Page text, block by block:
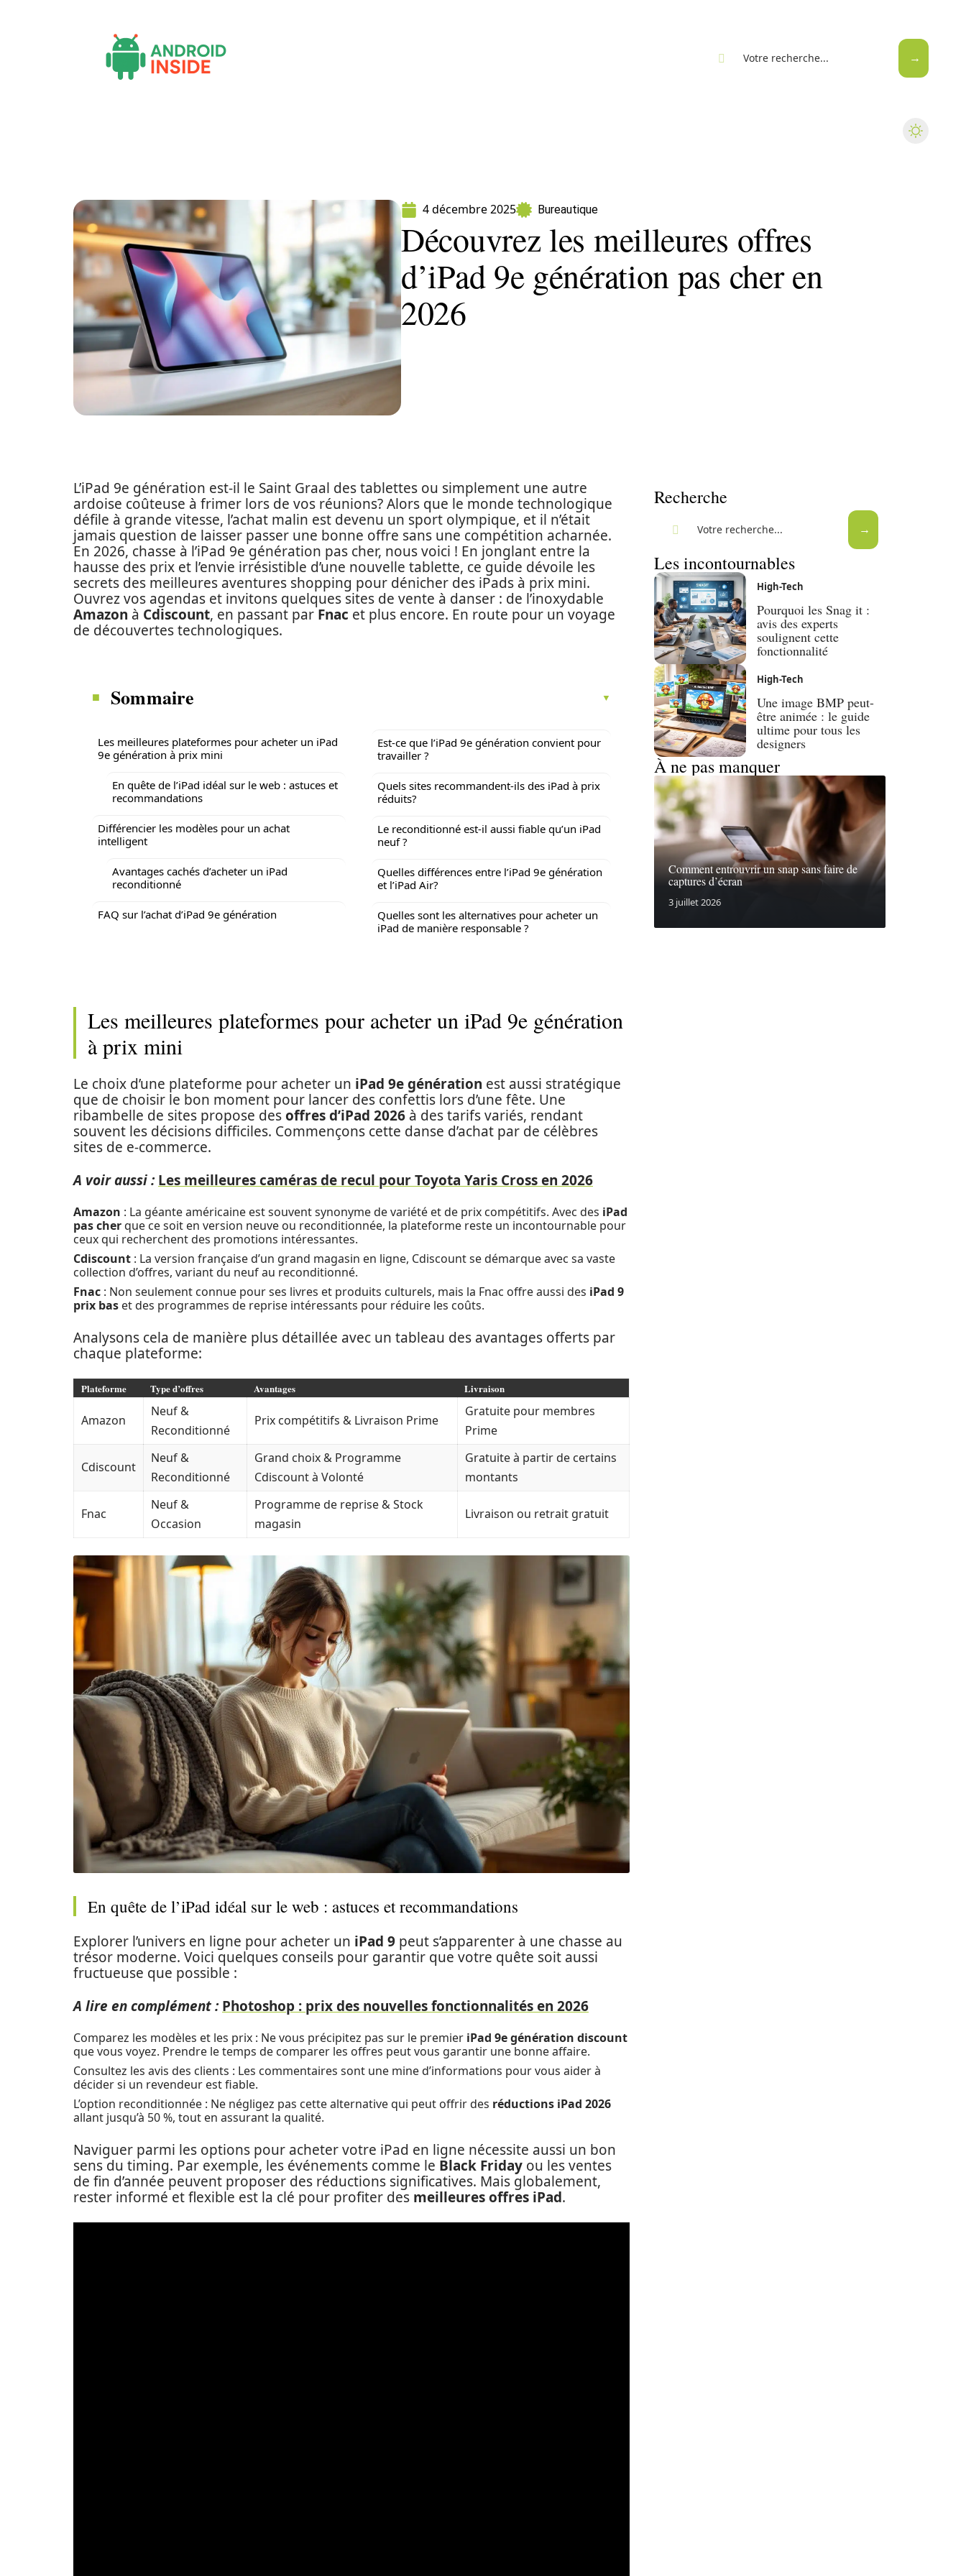
4 décembre 2025 Bureautique
Découvrez les meilleures offres
d’iPad 9e génération pas cher en
2026
L’iPad 9e génération est-il le Saint Graal des tablettes ou simplement une autre
ardoise coûteuse à frimer lors de vos réunions? Alors que le monde technologique
défile à grande vitesse, l’achat malin est devenu un sport olympique, et il n’était
jamais question de laisser passer une bonne offre sans une compétition acharnée.
En 2026, chasse à l’iPad 9e génération pas cher, nous voici ! En jonglant entre la
hausse des prix et l’envie irrésistible d’une nouvelle tablette, ce guide dévoile les
secrets des meilleures aventures shopping pour dénicher des iPads à prix mini.
Ouvrez vos agendas et invitons quelques sites de vente à danser : de l’inoxydable
Amazon à Cdiscount, en passant par Fnac et plus encore. En route pour un voyage
de découvertes technologiques.
Sommaire
Les meilleures plateformes pour acheter un iPad
9e génération à prix mini
En quête de l’iPad idéal sur le web : astuces et
recommandations
Différencier les modèles pour un achat
intelligent
Avantages cachés d’acheter un iPad
reconditionné
FAQ sur l’achat d’iPad 9e génération
Est-ce que l’iPad 9e génération convient pour
travailler ?
Quels sites recommandent-ils des iPad à prix
réduits?
Le reconditionné est-il aussi fiable qu’un iPad
neuf ?
Quelles différences entre l’iPad 9e génération
et l’iPad Air?
Quelles sont les alternatives pour acheter un
iPad de manière responsable ?
Les meilleures plateformes pour acheter un iPad 9e génération
à prix mini
Le choix d’une plateforme pour acheter un iPad 9e génération est aussi stratégique
que de choisir le bon moment pour lancer des confettis lors d’une fête. Une
ribambelle de sites propose desoffres d’iPad 2026 à des tarifs variés, rendant
souvent les décisions difficiles. Commençons cette danse d’achat par de célèbres
sites de e-commerce.
A voir aussi : Les meilleures caméras de recul pour Toyota Yaris Cross en 2026
Amazon : La géante américaine est souvent synonyme de variété et de prix compétitifs. Avec des iPad
pas cherque ce soit en version neuve ou reconditionnée, la plateforme reste un incontournable pour
ceux qui recherchent des promotions intéressantes.
Cdiscount : La version française d’un grand magasin en ligne, Cdiscount se démarque avec sa vaste
collection d’offres, variant du neuf au reconditionné.
Fnac : Non seulement connue pour ses livres et produits culturels, mais la Fnac offre aussi des iPad 9
prix bas et des programmes de reprise intéressants pour réduire les coûts.
Analysons cela de manière plus détaillée avec un tableau des avantages offerts par
chaque plateforme:
Plateforme Type d’offres Avantages Livraison
Amazon
Neuf &
Reconditionné
Prix compétitifs & Livraison Prime
Gratuite pour membres
Prime
Cdiscount
Neuf &
Reconditionné
Grand choix & Programme
Cdiscount à Volonté
Gratuite à partir de certains
montants
Fnac
Neuf &
Occasion
Programme de reprise & Stock
magasin
Livraison ou retrait gratuit
En quête de l’iPad idéal sur le web : astuces et recommandations
Explorer l’univers en ligne pour acheter un iPad 9 peut s’apparenter à une chasse au
trésor moderne. Voici quelques conseils pour garantir que votre quête soit aussi
fructueuse que possible :
A lire en complément : Photoshop : prix des nouvelles fonctionnalités en 2026
Comparez les modèles et les prix : Ne vous précipitez pas sur le premier iPad 9e génération discount
que vous voyez. Prendre le temps de comparer les offres peut vous garantir une bonne affaire.
Consultez les avis des clients : Les commentaires sont une mine d’informations pour vous aider à
décider si un revendeur est fiable.
L’option reconditionnée : Ne négligez pas cette alternative qui peut offrir des réductions iPad 2026
allant jusqu’à 50 %, tout en assurant la qualité.
Naviguer parmi les options pour acheter votre iPad en ligne nécessite aussi un bon
sens du timing. Par exemple, les événements comme le Black Friday ou les ventes
de fin d’année peuvent proposer des réductions significatives. Mais globalement,
rester informé et flexible est la clé pour profiter des meilleures offres iPad.
Recherche
Les incontournables
High-Tech
Pourquoi les Snag it :
avis des experts
soulignent cette
fonctionnalité
High-Tech
Une image BMP peut-
être animée : le guide
ultime pour tous les
designers
À ne pas manquer
Comment entrouvrir un snap sans faire de
captures d’écran
3 juillet 2026